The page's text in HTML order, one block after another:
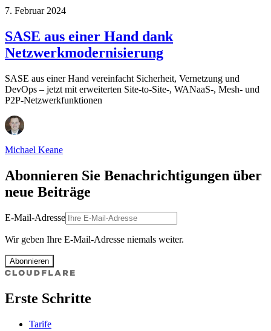
7. Februar 2024
SASE aus einer Hand dank
Netzwerkmodernisierung
SASE aus einer Hand vereinfacht Sicherheit, Vernetzung und
DevOps – jetzt mit erweiterten Site-to-Site-, WANaaS-, Mesh- und
P2P-Netzwerkfunktionen
Michael Keane
Abonnieren Sie Benachrichtigungen über
neue Beiträge
E-Mail-Adresse
Wir geben Ihre E-Mail-Adresse niemals weiter.
Abonnieren
Erste Schritte
Tarife